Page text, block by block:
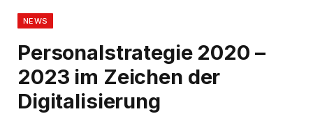
NEWS
Personalstrategie 2020 –
2023 im Zeichen der
Digitalisierung